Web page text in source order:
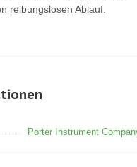
reibungslosen Ablauf.
Porter Instrument